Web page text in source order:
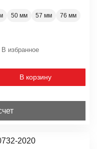
50 мм 57 мм 76 мм
В избранное
В корзину
2020